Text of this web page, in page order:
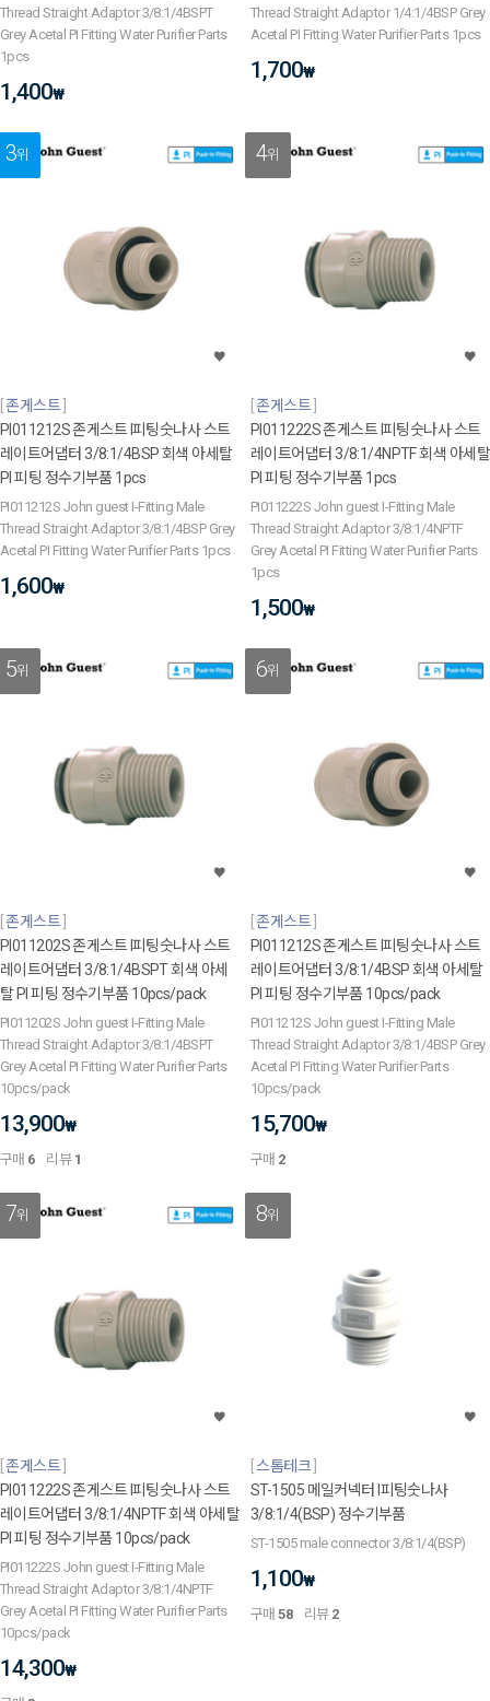
Thread Straight Adaptor 3/8:1/4BSPT
Grey Acetal PI Fitting Water Purifier Parts
1pcs
1,400₩
Thread Straight Adaptor 1/4:1/4BSP Grey
Acetal PI Fitting Water Purifier Parts 1pcs
1,700₩
3위
존게스트
PI011212S 존게스트 I피팅숫나사 스트
레이트어댑터 3/8:1/4BSP 회색 아세탈
PI 피팅 정수기부품 1pcs
PI011212S John guest I-Fitting Male
Thread Straight Adaptor 3/8:1/4BSP Grey
Acetal PI Fitting Water Purifier Parts 1pcs
1,600₩
4위
존게스트
PI011222S 존게스트 I피팅숫나사 스트
레이트어댑터 3/8:1/4NPTF 회색 아세탈
PI 피팅 정수기부품 1pcs
PI011222S John guest I-Fitting Male
Thread Straight Adaptor 3/8:1/4NPTF
Grey Acetal PI Fitting Water Purifier Parts
1pcs
1,500₩
5위
존게스트
PI011202S 존게스트 I피팅숫나사 스트
레이트어댑터 3/8:1/4BSPT 회색 아세
탈 PI 피팅 정수기부품 10pcs/pack
PI011202S John guest I-Fitting Male
Thread Straight Adaptor 3/8:1/4BSPT
Grey Acetal PI Fitting Water Purifier Parts
10pcs/pack
13,900₩
구매 6 리뷰 1
6위
존게스트
PI011212S 존게스트 I피팅숫나사 스트
레이트어댑터 3/8:1/4BSP 회색 아세탈
PI 피팅 정수기부품 10pcs/pack
PI011212S John guest I-Fitting Male
Thread Straight Adaptor 3/8:1/4BSP Grey
Acetal PI Fitting Water Purifier Parts
10pcs/pack
15,700₩
구매 2
7위
존게스트
PI011222S 존게스트 I피팅숫나사 스트
레이트어댑터 3/8:1/4NPTF 회색 아세탈
PI 피팅 정수기부품 10pcs/pack
PI011222S John guest I-Fitting Male
Thread Straight Adaptor 3/8:1/4NPTF
Grey Acetal PI Fitting Water Purifier Parts
10pcs/pack
14,300₩
8위
스톰테크
ST-1505 메일커넥터 I피팅숫나사
3/8:1/4(BSP) 정수기부품
ST-1505 male connector 3/8:1/4(BSP)
1,100₩
구매58 리뷰 2